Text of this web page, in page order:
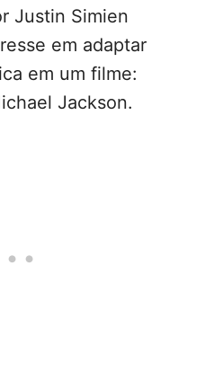
Justin Simien
em adaptar
em um filme:
Jackson.